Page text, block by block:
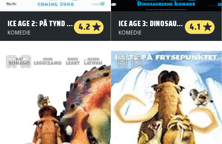
ICE AGE 2: PÅ TYND IS (ORG. VERSION) 4.2
KOMEDIE
ICE AGE 3: DINOSAURERNE KOMMER 4.1
KOMEDIE